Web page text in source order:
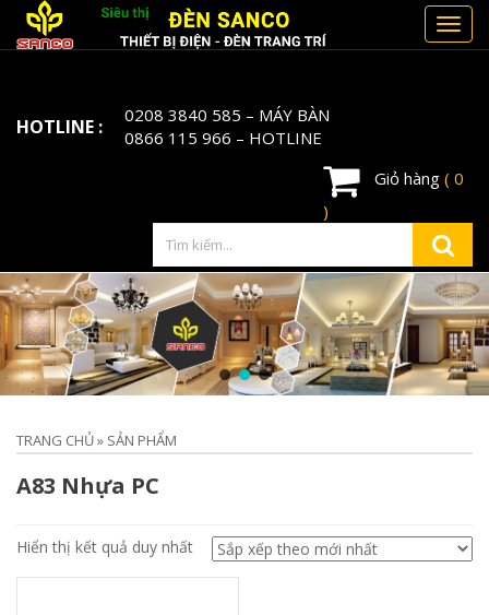
HOTLINE : 0208 3840 585 – MÁY BÀN
0866 115 966 – HOTLINE
Giỏ hàng ( 0
)
TRANG CHỦ» SẢN PHẨM
A83 Nhựa PC
Hiển thị kết quả duy nhất